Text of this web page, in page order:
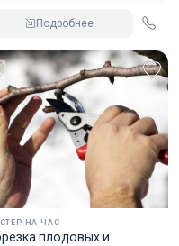
Подробнее
НА ЧАС
плодовых и